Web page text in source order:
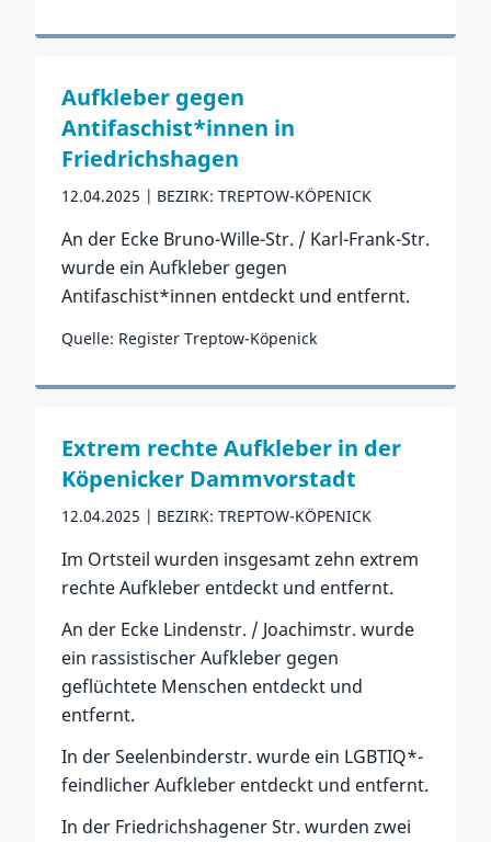
Zum Vorfall
Aufkleber gegen
Antifaschist*innen in
Friedrichshagen
12.04.2025 BEZIRK: TREPTOW-KÖPENICK
An der Ecke Bruno-Wille-Str. / Karl-Frank-Str.
wurde ein Aufkleber gegen
Antifaschist*innen entdeckt und entfernt.
Quelle: Register Treptow-Köpenick
Zum Vorfall
Extrem rechte Aufkleber in der
Köpenicker Dammvorstadt
12.04.2025 BEZIRK: TREPTOW-KÖPENICK
Im Ortsteil wurden insgesamt zehn extrem
rechte Aufkleber entdeckt und entfernt.
An der Ecke Lindenstr. / Joachimstr. wurde
ein rassistischer Aufkleber gegen
geflüchtete Menschen entdeckt und
entfernt.
In der Seelenbinderstr. wurde ein LGBTIQ*-
feindlicher Aufkleber entdeckt und entfernt.
In der Friedrichshagener Str. wurden zwei